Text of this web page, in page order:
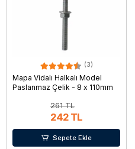
(3)
Mapa Vidalı Halkalı Model
Paslanmaz Çelik - 8 x 110mm
261 TL
242 TL
Sepete Ekle